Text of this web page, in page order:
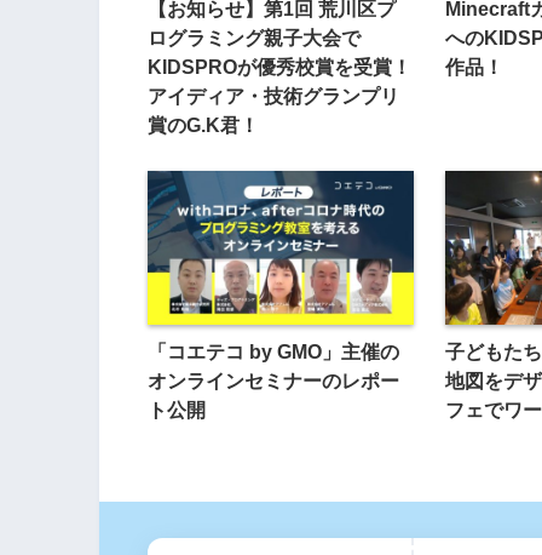
【お知らせ】第1回 荒川区プ
ログラミング親子大会で
KIDSPROが優秀校賞を受賞！
アイディア・技術グランプリ
賞のG.K君！
Minecraft
への
作品！
「コエテコ by GMO」主催の
オンラインセミナーのレポー
ト公開
子どもた
地図をデ
フェでワ